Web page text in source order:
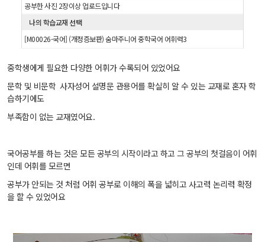
공부한 사진 2장이상 업로드입니다
나의 학습교재 선택
[M00026-국어] (개정증보판) 숨마주니어 중학국어 어휘력3
중학생에게 필요한 다양한 어휘가 수록되어 있었어요
문학 및 비문학 사자성어 설명문 관용어를 확실히 알 수 있는 교재로 혼자 학
습하기에도
부족함이 없는 교재였어요.
국어공부를 하는 것은 모든 공부의 시작이라고 하고 그 공부의 첫걸음이 어휘
인데 어휘를 모르면
공부가 안되는 것 처럼 어휘 공부로 이해의 폭을 넓히고 사고력 논리력 확정
을 할 수 있었어요